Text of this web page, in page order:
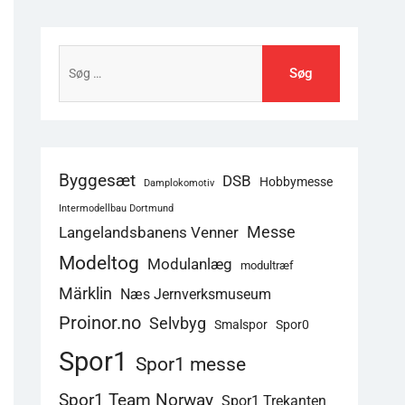
efter:
Byggesæt Damplokomotiv DSB Hobbymesse
Intermodellbau Dortmund
Langelandsbanens Venner Messe
Modeltog Modulanlæg modultræf
Märklin Næs Jernverksmuseum
Proinor.no Selvbyg Smalspor Spor0
Spor1 Spor1 messe
Spor1 Team Norway Spor1 Trekanten